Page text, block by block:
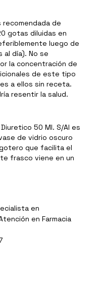
recomendada de
gotas diluidas en
luego de
al día). No se
la concentración de
de este tipo
a ellos sin receta.
resentir la salud.
50 Ml. S/Al es
de vidrio oscuro
que facilita el
frasco viene en un
en
en Farmacia